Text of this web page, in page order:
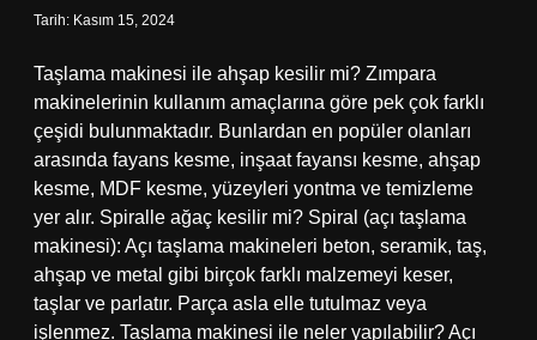
Tarih: Kasım 15, 2024
Taşlama makinesi ile ahşap kesilir mi? Zımpara
makinelerinin kullanım amaçlarına göre pek çok farklı
çeşidi bulunmaktadır. Bunlardan en popüler olanları
arasında fayans kesme, inşaat fayansı kesme, ahşap
kesme, MDF kesme, yüzeyleri yontma ve temizleme
yer alır. Spiralle ağaç kesilir mi? Spiral (açı taşlama
makinesi): Açı taşlama makineleri beton, seramik, taş,
ahşap ve metal gibi birçok farklı malzemeyi keser,
taşlar ve parlatır. Parça asla elle tutulmaz veya
işlenmez. Taşlama makinesi ile neler yapılabilir? Açı